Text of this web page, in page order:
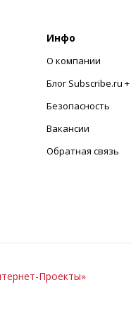
Инфо
О компании
Блог Subscribe.ru +
Безопасность
Вакансии
Обратная связь
Проекты»